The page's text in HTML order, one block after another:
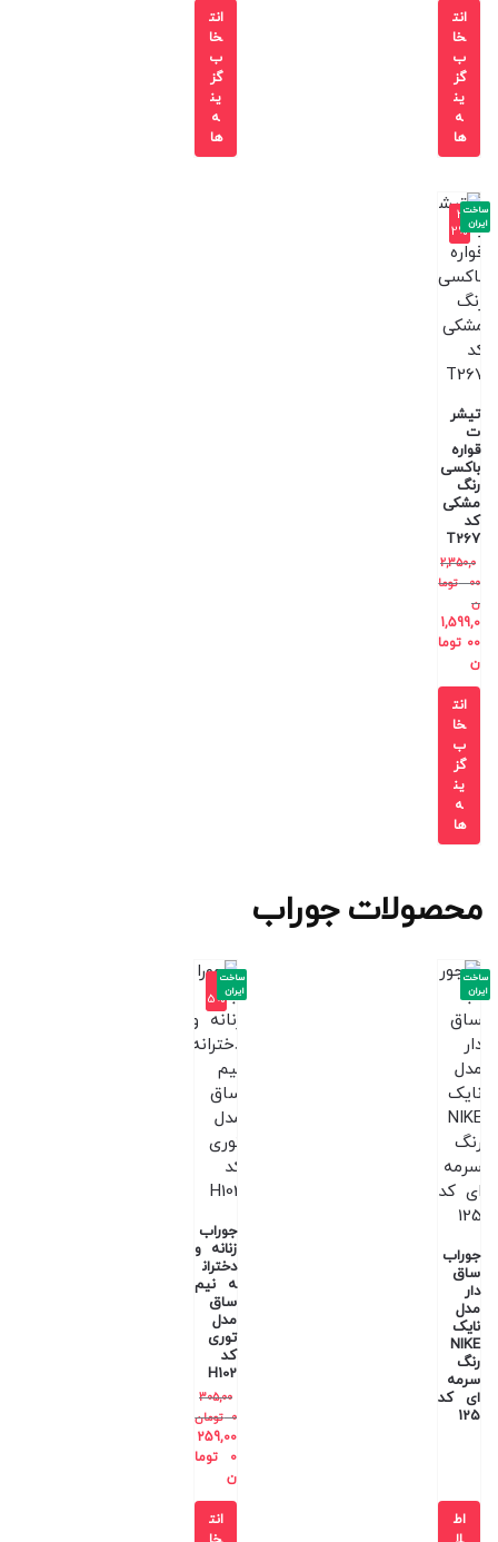
انت
خا
ب
گز
ین
ه
ها
انت
خا
ب
گز
ین
ه
ها
-3
2%
تیشر
ت
قواره
باکسی
رنگ
مشکی
کد
T267
2,350,0
00
توما
ن
1,599,0
00 توما
ن
ساخت
ایران
انت
خا
ب
گز
ین
ه
ها
محصولات جوراب
جوراب
ساق
دار
مدل
نایک
NIKE
رنگ
سرمه
ای کد
125
ساخت
ایران
اط
-1
5%
جوراب
زنانه و
دختران
ه نیم
ساق
مدل
توری
کد
H102
305,00
0 تومان
259,00
0
توما
ن
ساخت
ایران
انت